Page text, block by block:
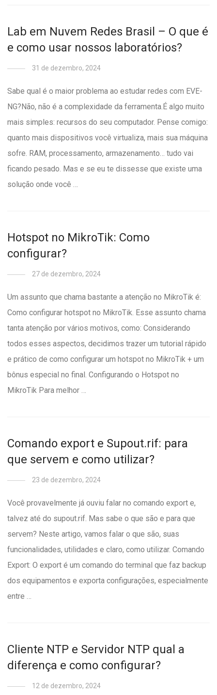
Lab em Nuvem Redes Brasil – O que é
e como usar nossos laboratórios?
31 de dezembro, 2024
Sabe qual é o maior problema ao estudar redes com EVE-
NG?Não, não é a complexidade da ferramenta.É algo muito
mais simples: recursos do seu computador. Pense comigo:
quanto mais dispositivos você virtualiza, mais sua máquina
sofre. RAM, processamento, armazenamento… tudo vai
ficando pesado. Mas e se eu te dissesse que existe uma
solução onde você …
Hotspot no MikroTik: Como
configurar?
27 de dezembro, 2024
Um assunto que chama bastante a atenção no MikroTik é:
Como configurar hotspot no MikroTik. Esse assunto chama
tanta atenção por vários motivos, como: Considerando
todos esses aspectos, decidimos trazer um tutorial rápido
e prático de como configurar um hotspot no MikroTik + um
bônus especial no final. Configurando o Hotspot no
MikroTik Para melhor …
Comando export e Supout.rif: para
que servem e como utilizar?
23 de dezembro, 2024
Você provavelmente já ouviu falar no comando export e,
talvez até do supout.rif. Mas sabe o que são e para que
servem? Neste artigo, vamos falar o que são, suas
funcionalidades, utilidades e claro, como utilizar. Comando
Export: O export é um comando do terminal que faz backup
dos equipamentos e exporta configurações, especialmente
entre …
Cliente NTP e Servidor NTP qual a
diferença e como configurar?
12 de dezembro, 2024